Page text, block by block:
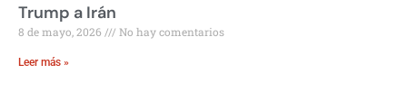
Trump a Irán
8 de mayo, 2026 No hay comentarios
Leer más »